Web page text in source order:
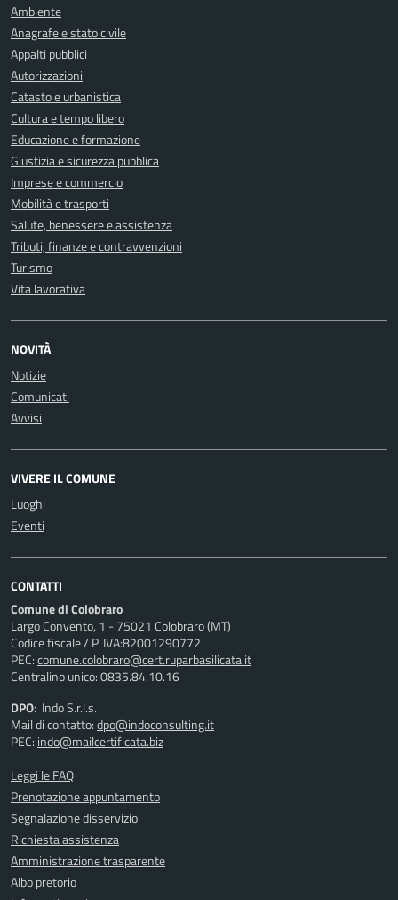
Ambiente
Anagrafe e stato civile
Appalti pubblici
Autorizzazioni
Catasto e urbanistica
Cultura e tempo libero
Educazione e formazione
Giustizia e sicurezza pubblica
Imprese e commercio
Mobilità e trasporti
Salute, benessere e assistenza
Tributi, finanze e contravvenzioni
Turismo
Vita lavorativa
NOVITÀ
Notizie
Comunicati
Avvisi
VIVERE IL COMUNE
Luoghi
Eventi
CONTATTI
Comune di Colobraro
Largo Convento, 1 - 75021 Colobraro (MT)
Codice fiscale / P. IVA:82001290772
PEC:comune.colobraro@cert.ruparbasilicata.it
Centralino unico: 0835.84.10.16
DPO: Indo S.r.l.s.
Mail di contatto:dpo@indoconsulting.it
PEC: indo@mailcertificata.biz
Leggi le FAQ
Prenotazione appuntamento
Segnalazione disservizio
Richiesta assistenza
Amministrazione trasparente
Albo pretorio